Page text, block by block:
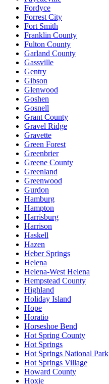
Fordyce
Forrest City
Fort Smith
Franklin County
Fulton County
Garland County
Gassville
Gentry
Gibson
Glenwood
Goshen
Gosnell
Grant County
Gravel Ridge
Gravette
Green Forest
Greenbrier
Greene County
Greenland
Greenwood
Gurdon
Hamburg
Hampton
Harrisburg
Harrison
Haskell
Hazen
Heber Springs
Helena
Helena-West Helena
Hempstead County
Highland
Holiday Island
Hope
Horatio
Horseshoe Bend
Hot Spring County
Hot Springs
Hot Springs National Park
Hot Springs Village
Howard County
Hoxie